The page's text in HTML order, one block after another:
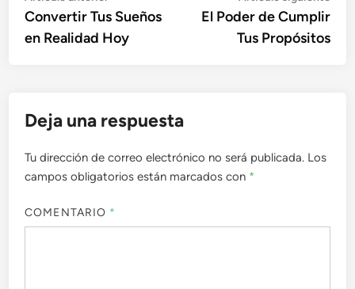
de
entradas
anterior:
Convertir Tus Sueños
en Realidad Hoy
El Poder de Cumplir
Tus Propósitos
Deja una respuesta
Tu dirección de correo electrónico no será publicada. Los
campos obligatorios están marcados con *
COMENTARIO *